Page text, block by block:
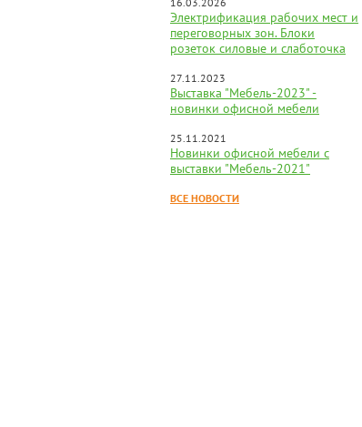
Электрификация рабочих мест и
переговорных зон. Блоки
розеток силовые и слаботочка
27.11.2023
Выставка "Мебель-2023" -
новинки офисной мебели
25.11.2021
Новинки офисной мебели с
выставки "Мебель-2021"
ВСЕ НОВОСТИ